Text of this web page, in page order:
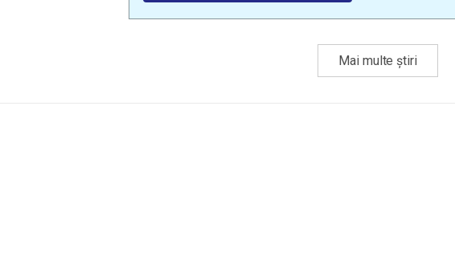
Mai multe știri